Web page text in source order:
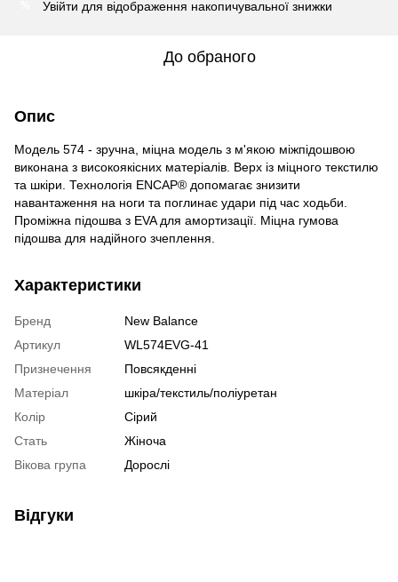
Увійти для відображення накопичувальної знижки
До обраного
Опис
Модель 574 - зручна, міцна модель з м'якою міжпідошвою
виконана з високоякісних матеріалів. Верх із міцного текстилю
та шкіри. Технологія ENCAP® допомагає знизити
навантаження на ноги та поглинає удари під час ходьби.
Проміжна підошва з EVA для амортизації. Міцна гумова
підошва для надійного зчеплення.
Характеристики
Бренд
New Balance
Артикул
WL574EVG-41
Признечення
Повсякденні
Матеріал
шкіра/текстиль/поліуретан
Колір
Сірий
Стать
Жіноча
Вікова група
Дорослі
Відгуки